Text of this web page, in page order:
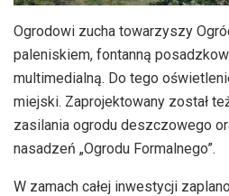
Ogrodowi zucha towarzyszy
paleniskiem, fontanną
multimedialną. Do tego
miejski. Zaprojektowany został
zasilania ogrodu deszczowego
nasadzeń „Ogrodu Formalnego”.
W zamach całej inwestycji